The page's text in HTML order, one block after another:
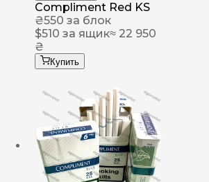
Compliment Red KS
₴550 за блок
$510 за ящик≈ 22 950
₴
Купить